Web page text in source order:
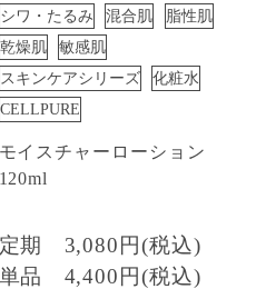
シワ・たるみ
混合肌
脂性肌
乾燥肌
敏感肌
スキンケアシリーズ
化粧水
CELLPURE
モイスチャーローション
120ml
定期
3,080円(税込)
単品
4,400円(税込)